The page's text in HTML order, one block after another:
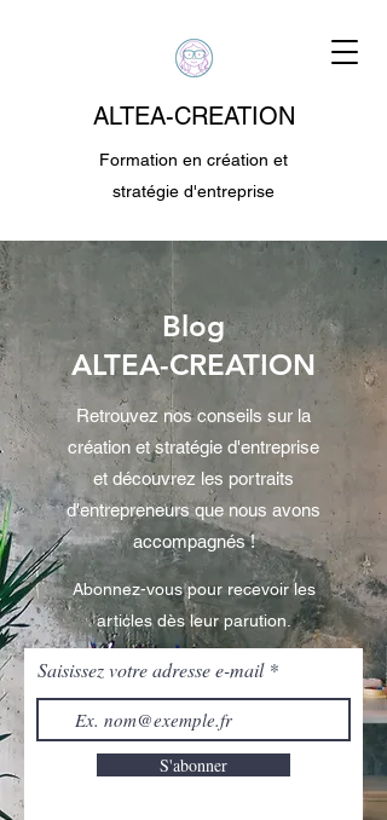
ALTEA-CREATION
Formation en création et
stratégie d'entreprise
Blog
ALTEA-CREATION
Retrouvez nos conseils sur la
création et stratégie d'entreprise
et découvrez les portraits
d'entrepreneurs que nous avons
accompagnés !
Abonnez-vous pour recevoir les
articles dès leur parution.
Saisissez votre adresse e-mail
S'abonner